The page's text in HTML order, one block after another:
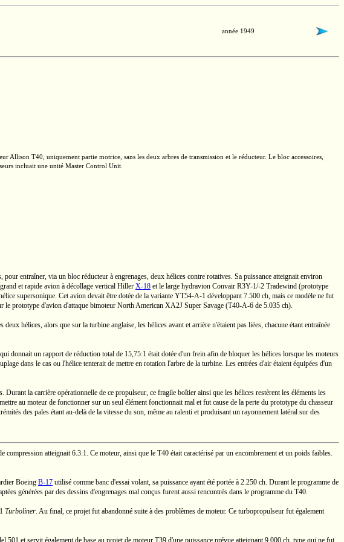
année 1949
Allison T40, uniquement partie motrice, sans les deux arbres de transmission et le réducteur. Le bloc accessoires,
incluait une unité Master Control Unit.
entraîner, via un bloc réducteur à engrenages, deux hélices contre rotatives. Sa puissance atteignait environ
et rapide avion à décollage vertical Hiller X-18 et le large hydravion Convair R3Y-1/-2 Tradewind (prototype
supersonique. Cet avion devait être dotée de la variante YT54-A-1 développant7.500 ch, mais ce modèle ne fut
le prototype d'avion d'attaque bimoteur North American XA2J Super Savage (T40-A-6 de 5.035 ch).
hélices, alors que sur la turbine anglaise, les hélices avant et arrière n'étaient pas liées, chacune étant entraînée
donnait un rapport de réduction total de 15,75:1 était dotée d'un frein afin de bloquer les hélices lorsque les moteurs
dans le cas ou l'hélice tenterait de mettre en rotation l'arbre de la turbine. Les entrées d'air étaient équipées d'un
la carrière opérationnelle de ce propulseur, ce fragile boîtier ainsi que les hélices restèrent les éléments les
au moteur de fonctionner sur un seul élément fonctionnait mal et fut cause de la perte du prototype du chasseur
des pales étantau-delà de la vitesse du son, même au ralenti et produisant un rayonnement latéral sur des
compression atteignait6.3:1. Ce moteur, ainsi que le T40 était caractérisé par un encombrement et un poids faibles.
Boeing B-17 utilisé comme banc d'essai volant, sa puissance ayant été portée à 2.250 ch. Durant le programme de
générées par des dessins d'engrenages mal conçus furent aussi rencontrés dans le programme du T40.
Turboliner. Au final, ce projet fut abandonné suite à des problèmes de moteur. Ce turbopropulseur fut également
501 et servit également de base au projet de moteur T39 d'une puissance prévue atteignant 9.000 ch, type qui ne fut